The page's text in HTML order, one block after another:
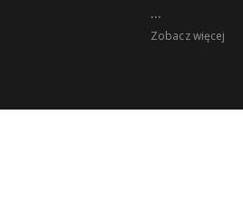
...
Zobacz więcej